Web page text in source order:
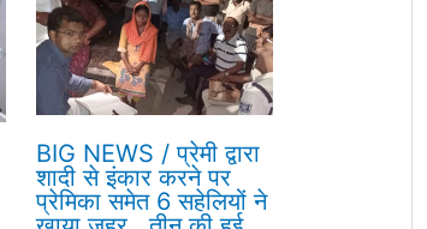
BIG NEWS / प्रेमी द्वारा
शादी से इंकार करने पर
प्रेमिका समेत 6 सहेलियों ने